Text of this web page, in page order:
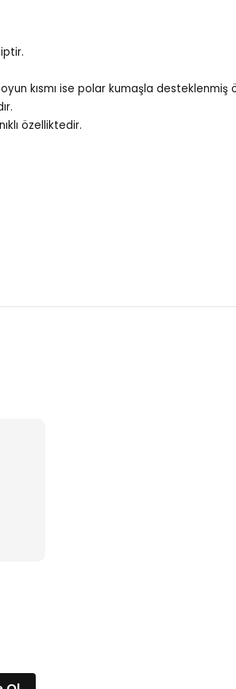
kısmı ise polar kumaşla desteklenmiş
özelliktedir.